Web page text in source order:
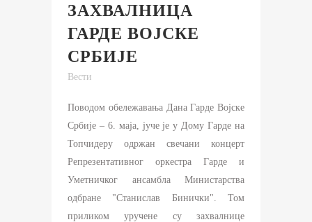
ЗАХВАЛНИЦА
ГАРДЕ ВОЈСКЕ
СРБИЈЕ
Вести
Поводом обележавања Дана Гарде Војске
Србије – 6. маја, јуче је у Дому Гарде на
Топчидеру одржан свечани концерт
Репрезентативног оркестра Гарде и
Уметничког ансамбла Министарства
одбране "Станислав Бинички". Toм
приликом уручене су захвалнице